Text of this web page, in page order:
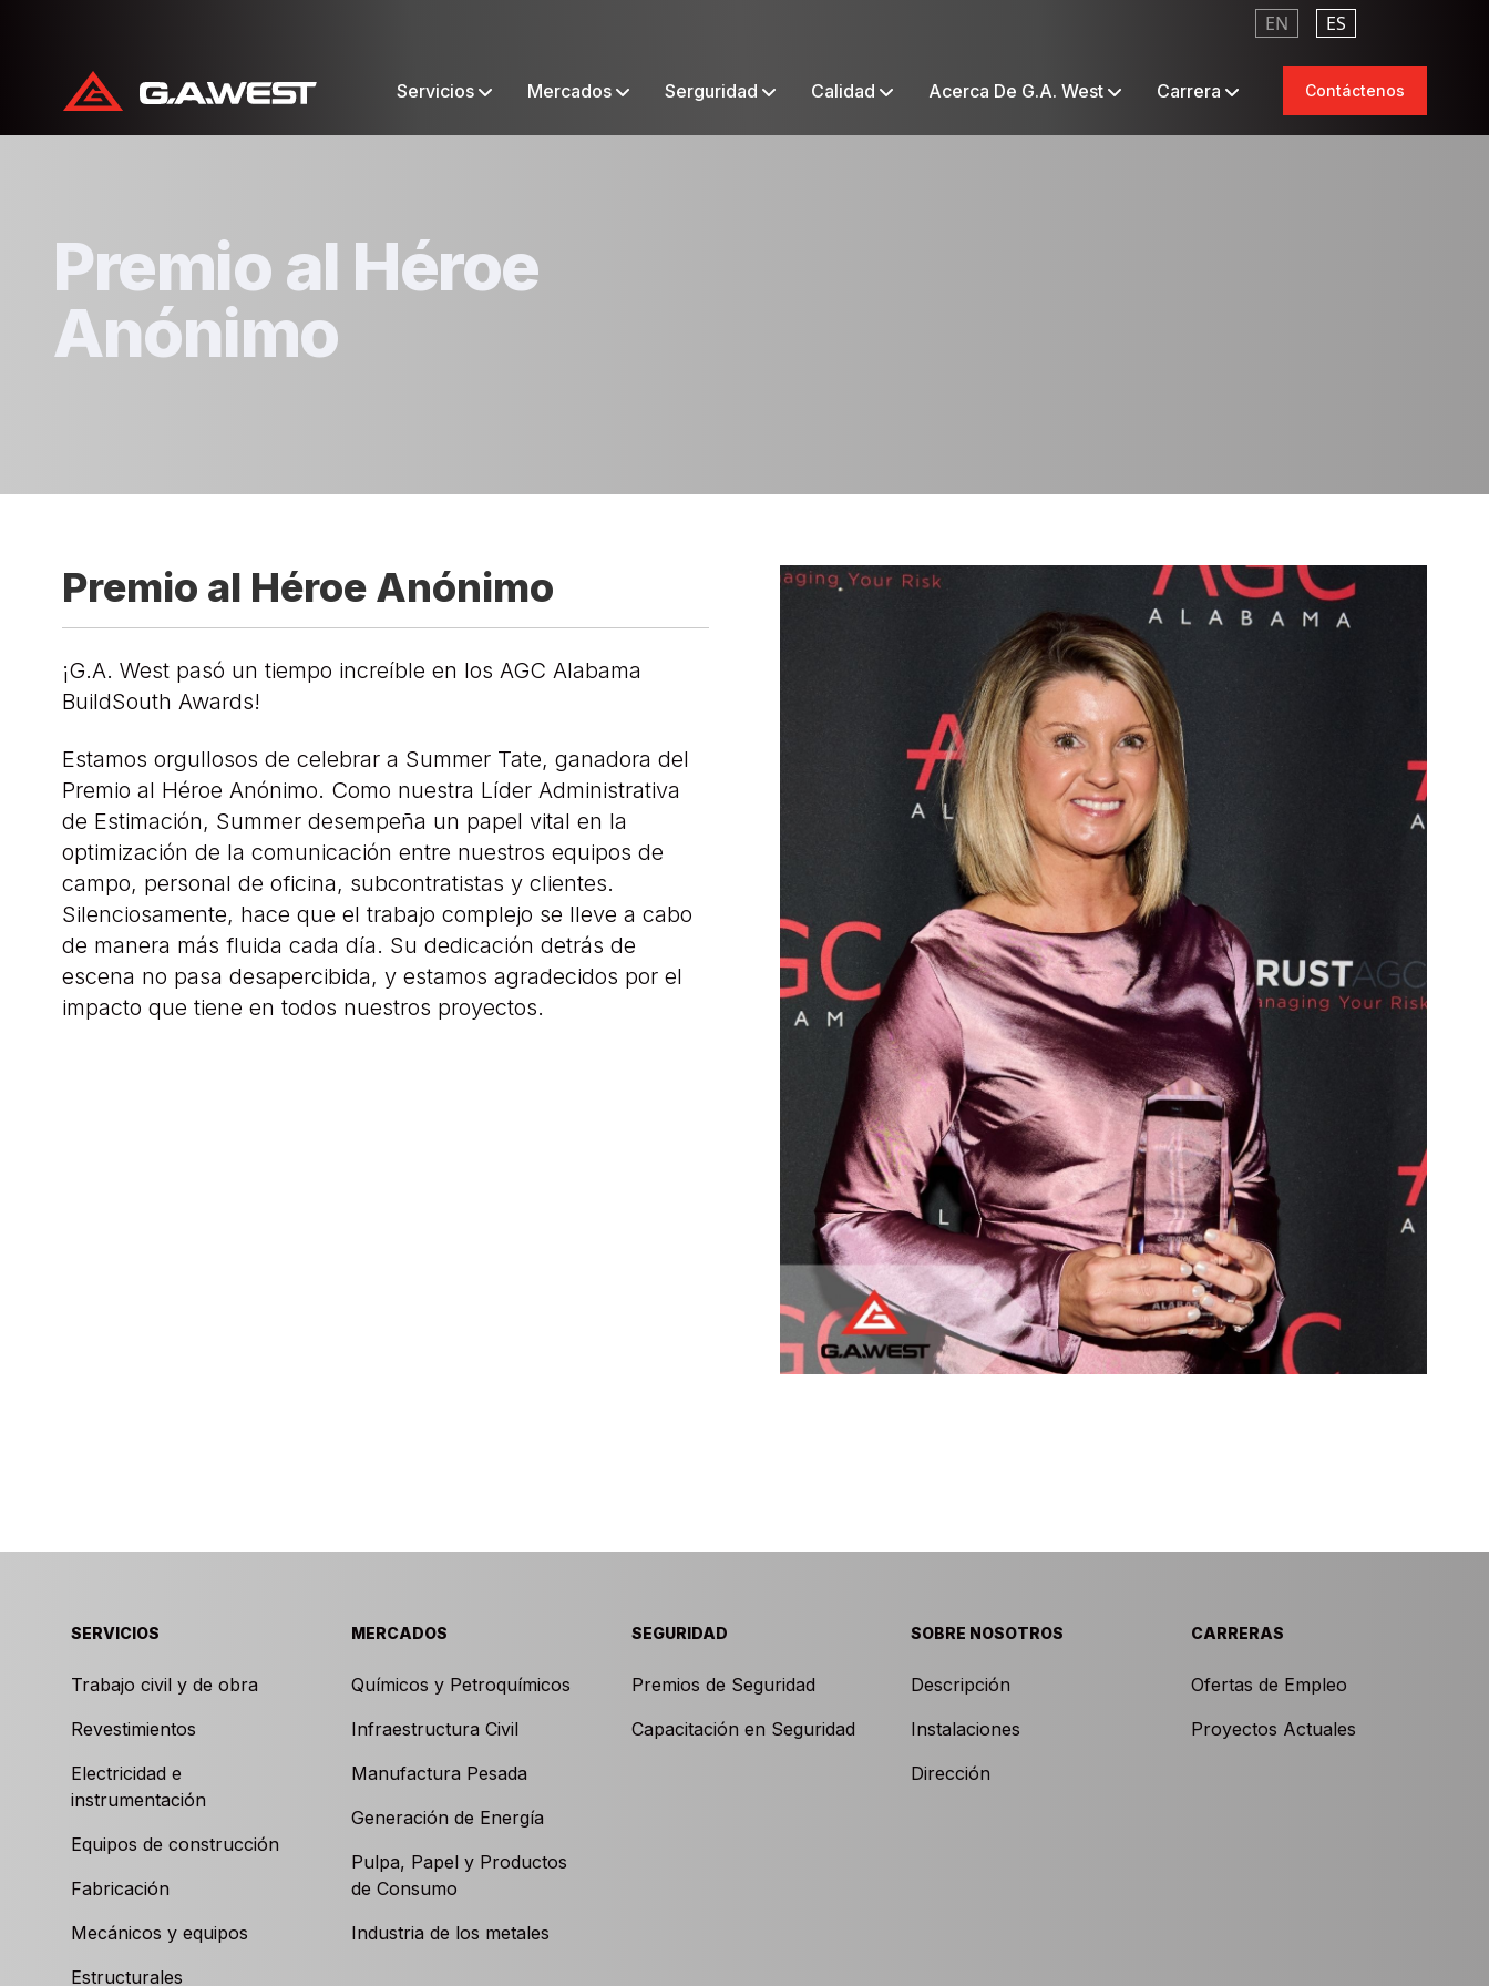
EN ES
Servicios Mercados Serguridad Calidad Acerca De G.A. West Carrera Contáctenos
Premio al Héroe
Anónimo
Premio al Héroe Anónimo
¡G.A. West pasó un tiempo increíble en los AGC Alabama
BuildSouth Awards!
Estamos orgullosos de celebrar a Summer Tate, ganadora del
Premio al Héroe Anónimo. Como nuestra Líder Administrativa
de Estimación, Summer desempeña un papel vital en la
optimización de la comunicación entre nuestros equipos de
campo, personal de oficina, subcontratistas y clientes.
Silenciosamente, hace que el trabajo complejo se lleve a cabo
de manera más fluida cada día. Su dedicación detrás de
escena no pasa desapercibida, y estamos agradecidos por el
impacto que tiene en todos nuestros proyectos.
SERVICIOS
Trabajo civil y de obra
Revestimientos
Electricidad e
instrumentación
Equipos de construcción
Fabricación
Mecánicos y equipos
Estructurales
MERCADOS
Químicos y Petroquímicos
Infraestructura Civil
Manufactura Pesada
Generación de Energía
Pulpa, Papel y Productos
de Consumo
Industria de los metales
SEGURIDAD
Premios de Seguridad
Capacitación en Seguridad
SOBRE NOSOTROS
Descripción
Instalaciones
Dirección
CARRERAS
Ofertas de Empleo
Proyectos Actuales